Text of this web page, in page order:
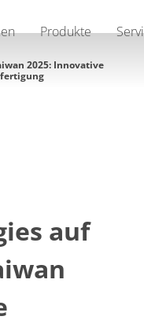
Produkte
2025: Innovative
auf